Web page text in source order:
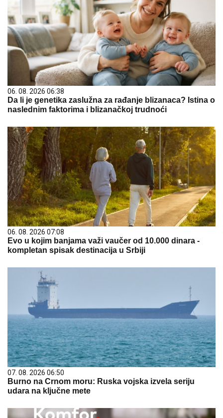
06. 08. 2026 06:38
Da li je genetika zaslužna za rađanje blizanaca? Istina o
naslednim faktorima i blizanačkoj trudnoći
06. 08. 2026 07:08
Evo u kojim banjama važi vaučer od 10.000 dinara -
kompletan spisak destinacija u Srbiji
07. 08. 2026 06:50
Burno na Crnom moru: Ruska vojska izvela seriju
udara na ključne mete